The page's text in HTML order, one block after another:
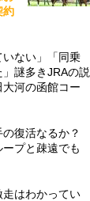
約
いない」「同乗
謎多きJRAの説
河の函館コー
復活なるか？
プと疎遠でも
走はわかってい